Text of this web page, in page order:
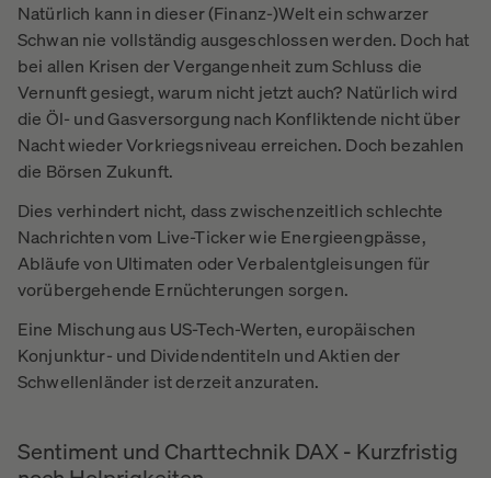
Natürlich kann in dieser (Finanz-)Welt ein schwarzer
Schwan nie vollständig ausgeschlossen werden. Doch hat
bei allen Krisen der Vergangenheit zum Schluss die
Vernunft gesiegt, warum nicht jetzt auch? Natürlich wird
die Öl- und Gasversorgung nach Konfliktende nicht über
Nacht wieder Vorkriegsniveau erreichen. Doch bezahlen
die Börsen Zukunft.
Dies verhindert nicht, dass zwischenzeitlich schlechte
Nachrichten vom Live-Ticker wie Energieengpässe,
Abläufe von Ultimaten oder Verbalentgleisungen für
vorübergehende Ernüchterungen sorgen.
Eine Mischung aus US-Tech-Werten, europäischen
Konjunktur- und Dividendentiteln und Aktien der
Schwellenländer ist derzeit anzuraten.
Sentiment und Charttechnik DAX - Kurzfristig